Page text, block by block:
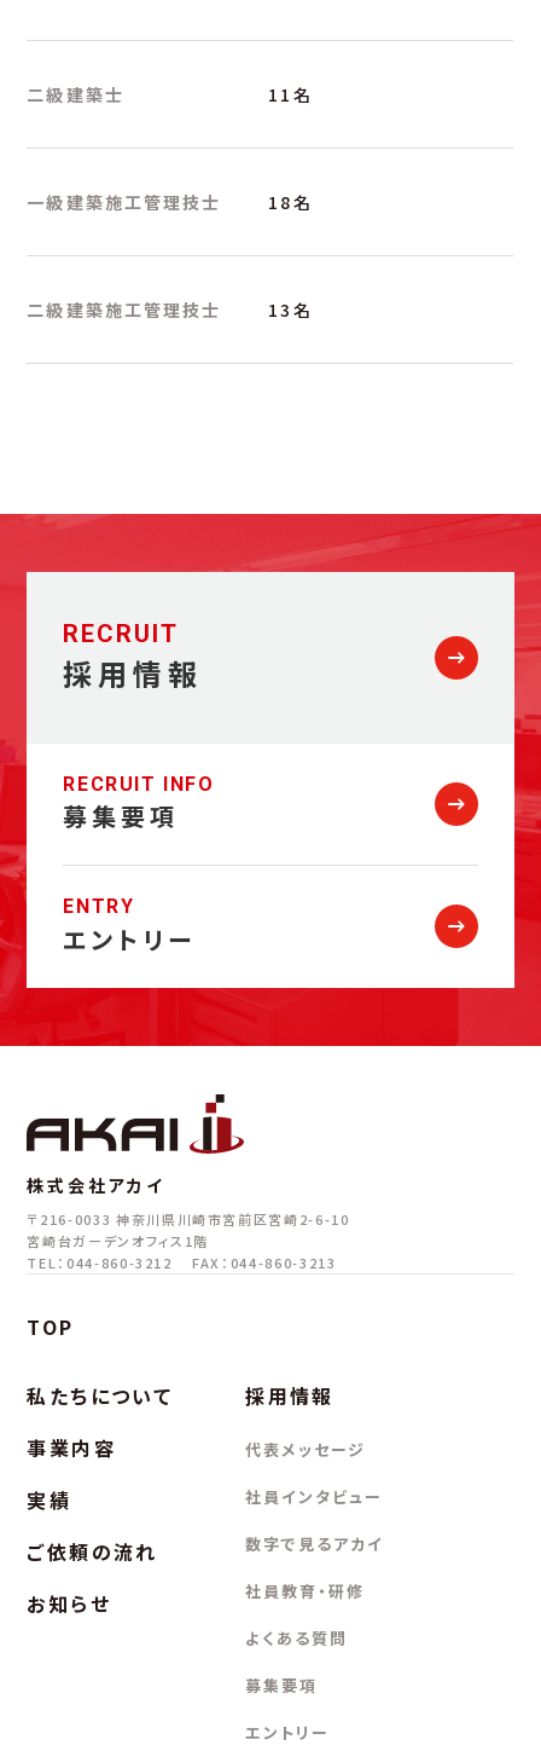
二級建築士 11名
一級建築施工管理技士 18名
二級建築施工管理技士 13名
RECRUIT
採用情報
RECRUIT INFO
募集要項
ENTRY
エントリー
株式会社アカイ
〒216-0033 神奈川県川崎市宮前区宮崎2-6-10
宮崎台ガーデンオフィス1階
TEL：044-860-3212
FAX：044-860-3213
TOP
私たちについて
事業内容
実績
ご依頼の流れ
お知らせ
採用情報
代表メッセージ
社員インタビュー
数字で見るアカイ
社員教育・研修
よくある質問
募集要項
エントリー